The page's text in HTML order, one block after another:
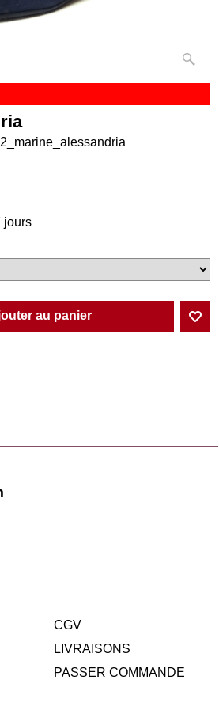
jours
au panier
CGV
LIVRAISONS
PASSER COMMANDE